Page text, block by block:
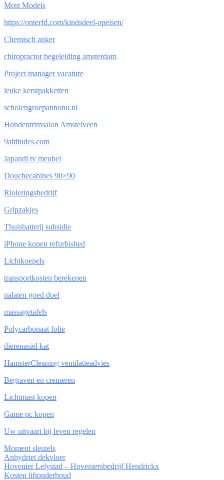
Most Models
https://onterfd.com/kindsdeel-opeisen/
Chemisch anker
chiropractor begeleiding amsterdam
Project manager vacature
leuke kerstpakketten
scholengroepannonu.nl
Hondentrimsalon Amstelveen
9altitudes.com
Japandi tv meubel
Douchecabines 90×90
Rioleringsbedrijf
Gripzakjes
Thuisbatterij subsidie
iPhone kopen refurbished
Lichtkoepels
transportkosten berekenen
nalaten goed doel
massagetafels
Polycarbonaat folie
dierenasiel kat
HamsterCleaning ventilatieadvies
Begraven en cremeren
Lichtmast kopen
Game pc kopen
Uw uitvaart bij leven regelen
Moment sleutels
Anhydriet dekvloer
Hovenier Lelystad – Hoveniersbedrijf Hendrickx
Kosten liftonderhoud